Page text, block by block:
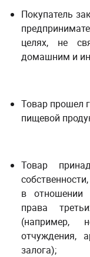
Покупатель
целях, не
домашним и
Товар прошел
пищевой
Товар
в отношении
права
(например,
отчуждения,
залога);